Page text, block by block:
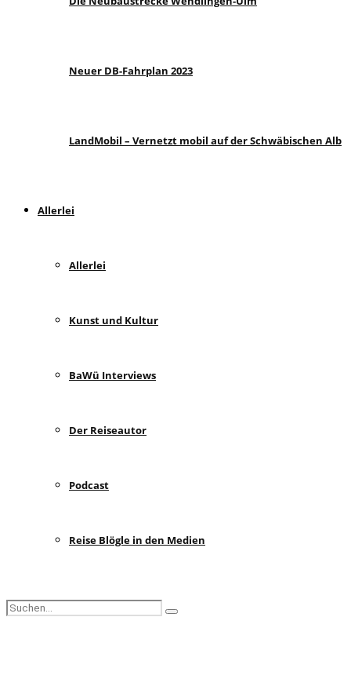
Neuer DB-Fahrplan 2023
LandMobil – Vernetzt mobil auf der Schwäbischen Alb
Allerlei
Allerlei
Kunst und Kultur
BaWü Interviews
Der Reiseautor
Podcast
Reise Blögle in den Medien
Search
Search